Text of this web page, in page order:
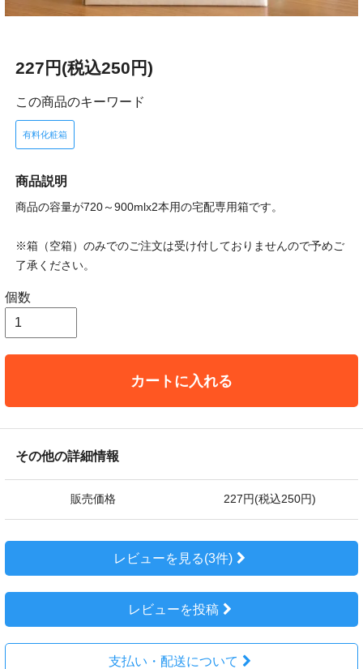
227円(税込250円)
この商品のキーワード
有料化粧箱
商品説明
商品の容量が720～900mlx2本用の宅配専用箱です。
※箱（空箱）のみでのご注文は受け付しておりませんので予めご
了承ください。
個数
カートに入れる
その他の詳細情報
販売価格 227円(税込250円)
レビューを見る(3件)
レビューを投稿
支払い・配送について